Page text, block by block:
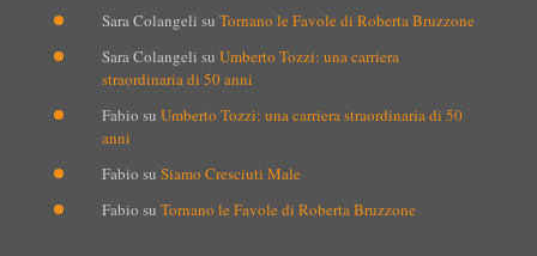
Sara Colangeli su Tornano le Favole di Roberta Bruzzone
Sara Colangeli su Umberto Tozzi: una carriera
straordinaria di 50 anni
Fabio su Umberto Tozzi: una carriera straordinaria di 50
anni
Fabio su Siamo Cresciuti Male
Fabio su Tornano le Favole di Roberta Bruzzone